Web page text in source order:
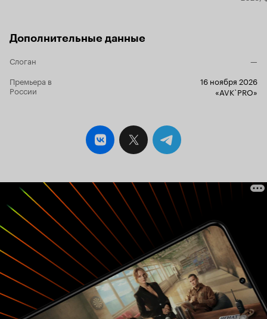
Дополнительные данные
Слоган
—
Премьера в
России
16 ноября 2026
«AVK`PRO»